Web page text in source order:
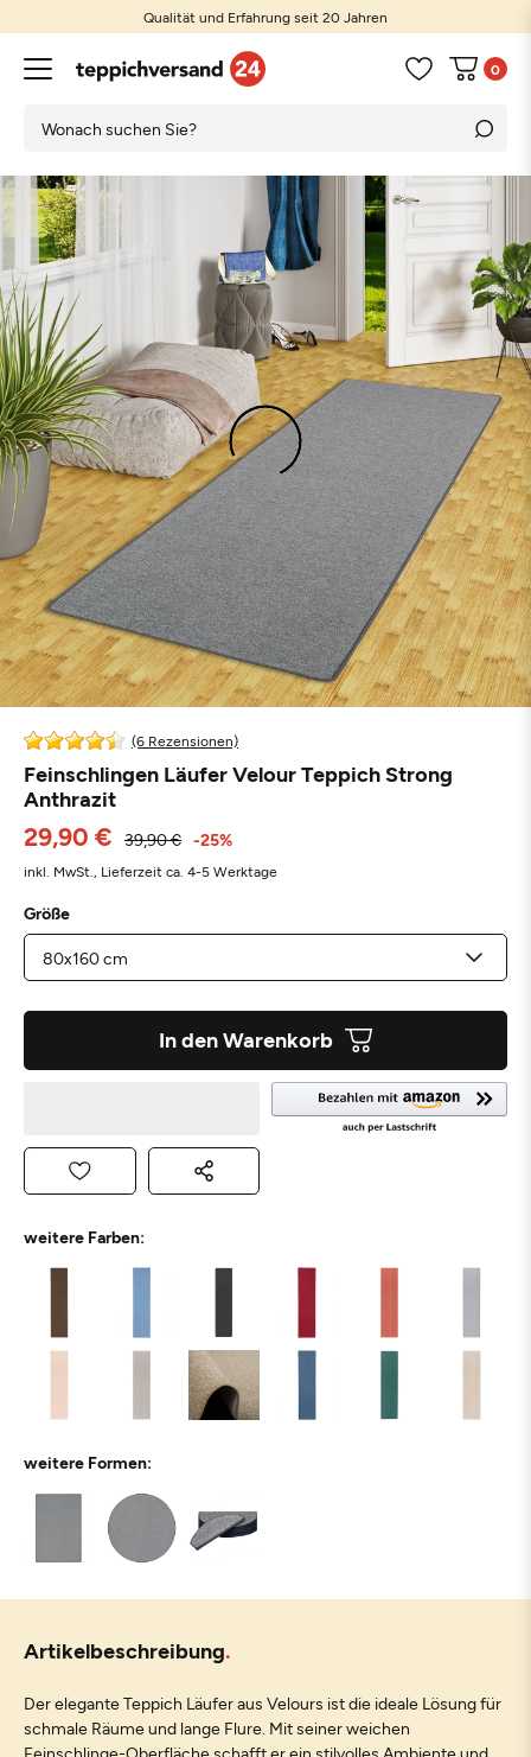
Qualität und Erfahrung seit 20 Jahren
0
(6 Rezensionen)
Feinschlingen Läufer Velour Teppich Strong
Anthrazit
29,90 € 39,90 € -25%
inkl. MwSt., Lieferzeit ca. 4-5 Werktage
Größe
In den Warenkorb
weitere Farben:
weitere Formen:
Artikelbeschreibung
Der elegante Teppich Läufer aus Velours ist die ideale Lösung für
schmale Räume und lange Flure. Mit seiner weichen
Feinschlinge-Oberfläche schafft er ein stilvolles Ambiente und